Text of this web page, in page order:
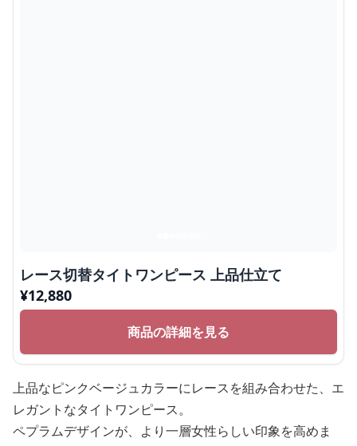
レース切替タイトワンピース 上品仕立て
¥12,880
商品の詳細を見る
上品なピンクベージュカラーにレースを組み合わせた、エ
レガントなタイトワンピース。
ペプラムデザインが、より一層女性らしい印象を高めま